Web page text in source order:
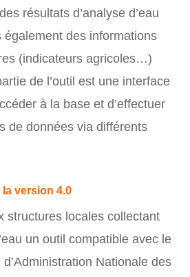
résultats d’analyse d’eau
également des informations
(indicateurs agricoles…)
de l’outil est une interface
à la base et d’effectuer
de données via différents
version 4.0
structures locales collectant
un outil compatible avec le
Nationale des